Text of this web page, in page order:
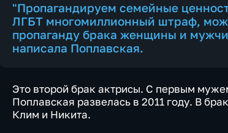
"Пропагандируем семейные
ЛГБТ многомиллионный штраф,
пропаганду брака женщины и
написала Поплавская.
Это второй брак актрисы. С первым
Поплавская развелась в 2011 году. В
Клим и Никита.